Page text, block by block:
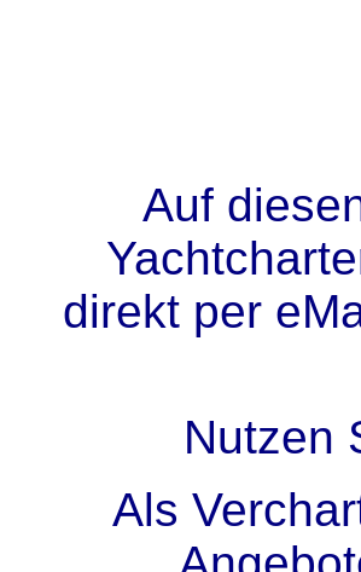
Auf
direkt per
Nutzen
Als